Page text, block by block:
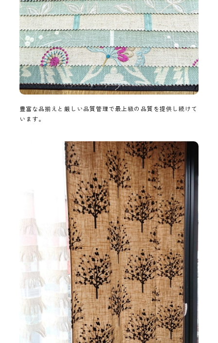
豊富な品揃えと厳しい品質管理で最上級の品質を提供し続けて
います。